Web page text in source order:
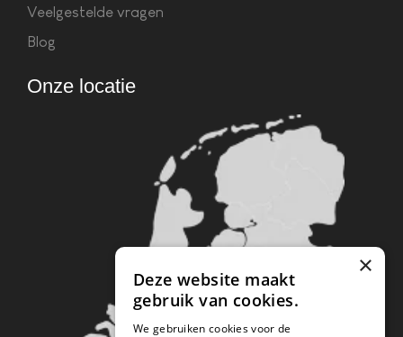
Veelgestelde vragen
Blog
Onze locatie
×
Deze website maakt
gebruik van cookies.
We gebruiken cookies voor de